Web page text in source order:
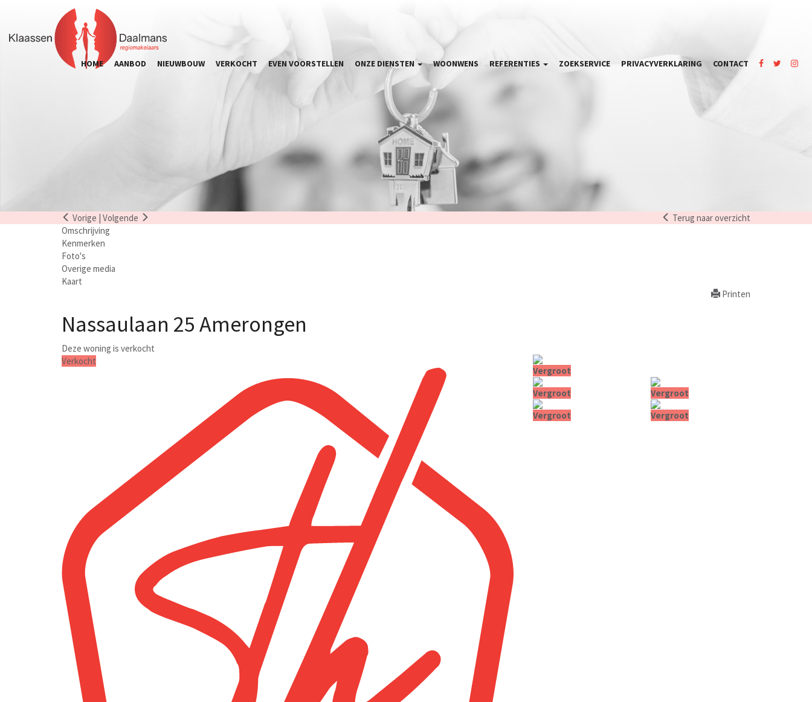
HOME AANBOD NIEUWBOUW VERKOCHT EVEN VOORSTELLEN ONZE DIENSTEN WOONWENS REFERENTIES ZOEKSERVICE PRIVACYVERKLARING CONTACT
Vorige | Volgende
Terug naar overzicht
Omschrijving
Kenmerken
Foto's
Overige media
Kaart
Printen
Nassaulaan 25 Amerongen
Deze woning is verkocht
Verkocht
Vergroot
Vergroot
Vergroot
Vergroot
Vergroot